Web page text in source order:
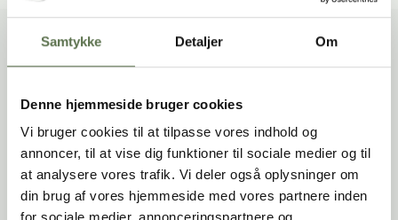
Samtykke Detaljer Om
Denne hjemmeside bruger cookies
Vi bruger cookies til at tilpasse vores indhold og
annoncer, til at vise dig funktioner til sociale medier og til
at analysere vores trafik. Vi deler også oplysninger om
din brug af vores hjemmeside med vores partnere inden
Fremgangsmåde
Bland posens indhold med Valsemøllen tørgær i en skål
Ælt dejen i mindst 5 minutter i en røremaskine ved
laveste hastighed eller med en håndmixer på
mellemste trin. Vær opmærksom på, at dejen kan føles
våd.
Tilsæt resten af ingredienser til dejen og rør det
sammen.